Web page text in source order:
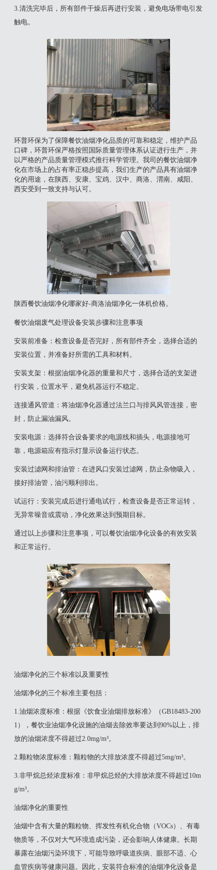
3.清洗完毕后，所有部件干燥后再进行安装，避免电场带电引发
触电。
环普环保为了保障餐饮油烟净化品质的可靠和稳定，维护产品
口碑，环普环保严格按照国际质量管理体系认证进行生产，并
以严格的产品质量管理模式推行科学管理。我司的餐饮油烟净
化在市场上的占有率正稳步提高，我们生产的产品具有油烟净
化的用途，在陕西、安康、宝鸡、汉中、商洛、渭南、咸阳、
西安受到一致支持与认可。
陕西餐饮油烟净化哪家好-商洛油烟净化一体机价格。
餐饮油烟废气处理设备安装步骤和注意事项
‌安装前准备‌：检查设备是否完好，所有部件齐全，选择合适的
安装位置，并准备好所需的工具和材料‌。
‌安装支架‌：根据油烟净化器的重量和尺寸，选择合适的支架进
行安装，位置水平，避免机器运行不稳定‌。
‌连接通风管道‌：将油烟净化器通过法兰口与排风风管连接，密
封，防止漏油漏风‌。
‌安装电源‌：选择符合设备要求的电源线和插头，电源接地可
靠，电源箱应有指示灯显示设备运行状态‌。
‌安装过滤网和排油管‌：在进风口安装过滤网，防止杂物吸入，
接好排油管，油污顺利排出‌。
‌试运行‌：安装完成后进行通电试行，检查设备是否正常运转，
无异常噪音或震动，净化效果达到预期目标‌。
通过以上步骤和注意事项，可以餐饮油烟净化设备的有效安装
和正常运行。
油烟净化的三个标准以及重要性
‌油烟净化的三个标准‌主要包括：‌
‌1.油烟浓度标准‌：根据《饮食业油烟排放标准》（GB18483-200
1），餐饮业油烟净化设施的油烟去除效率要达到90%以上，排
放的油烟浓度不得超过2.0mg/m³。
2‌.颗粒物浓度标准‌：颗粒物的大排放浓度不得超过5mg/m³。
‌3.非甲烷总烃浓度标准‌：非甲烷总烃的大排放浓度不得超过10m
g/m³。
油烟净化的重要性
油烟中含有大量的颗粒物、挥发性有机化合物（VOCs）、有毒
物质等，不仅对大气环境造成污染，还会影响人体健康。长期
暴露在油烟污染环境下，可能导致呼吸道疾病、眼部不适、心
血管疾病等健康问题。因此，安装符合标准的油烟净化设备是